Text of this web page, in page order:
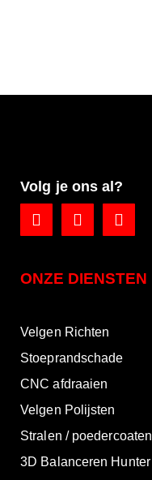
Volg je ons al?
ONZE DIENSTEN
Velgen Richten
Stoeprandschade
CNC afdraaien
Velgen Polijsten
Stralen / poedercoaten
3D Balanceren Hunter